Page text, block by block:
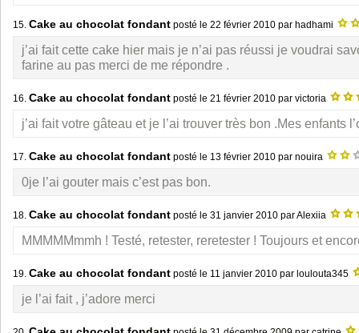
15. Cake au chocolat fondant posté le 22 février 2010 par hadhami
j’ai fait cette cake hier mais je n’ai pas réussi je voudrai
farine au pas merci de me répondre .
16. Cake au chocolat fondant posté le 21 février 2010 par victoria
j’ai fait votre gâteau et je l’ai trouver très bon .Mes enfants
17. Cake au chocolat fondant posté le 13 février 2010 par nouira
0je l’ai gouter mais c’est pas bon.
18. Cake au chocolat fondant posté le 31 janvier 2010 par Alexiia
MMMMMmmh ! Testé, retester, reretester ! Toujours et
19. Cake au chocolat fondant posté le 11 janvier 2010 par loulouta345
je l’ai fait , j’adore merci